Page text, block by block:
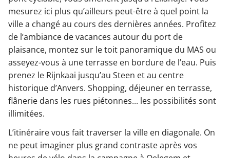
mesurez ici plus qu’ailleurs peut-être à quel point la
ville a changé au cours des dernières années. Profitez
de l’ambiance de vacances autour du port de
plaisance, montez sur le toit panoramique du MAS ou
asseyez-vous à une terrasse en bordure de l’eau. Puis
prenez le Rijnkaai jusqu’au Steen et au centre
historique d’Anvers. Shopping, déjeuner en terrasse,
flânerie dans les rues piétonnes... les possibilités sont
illimitées.
L’itinéraire vous fait traverser la ville en diagonale. On
ne peut imaginer plus grand contraste après vos